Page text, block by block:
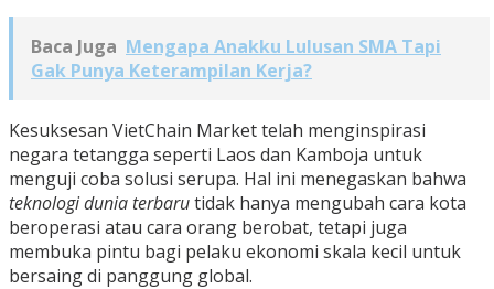
Baca Juga Mengapa Anakku Lulusan SMA Tapi
Gak Punya Keterampilan Kerja?
Kesuksesan VietChain Market telah menginspirasi
negara tetangga seperti Laos dan Kamboja untuk
menguji coba solusi serupa. Hal ini menegaskan bahwa
teknologi dunia terbarutidak hanya mengubah cara kota
beroperasi atau cara orang berobat, tetapi juga
membuka pintu bagi pelaku ekonomi skala kecil untuk
bersaing di panggung global.